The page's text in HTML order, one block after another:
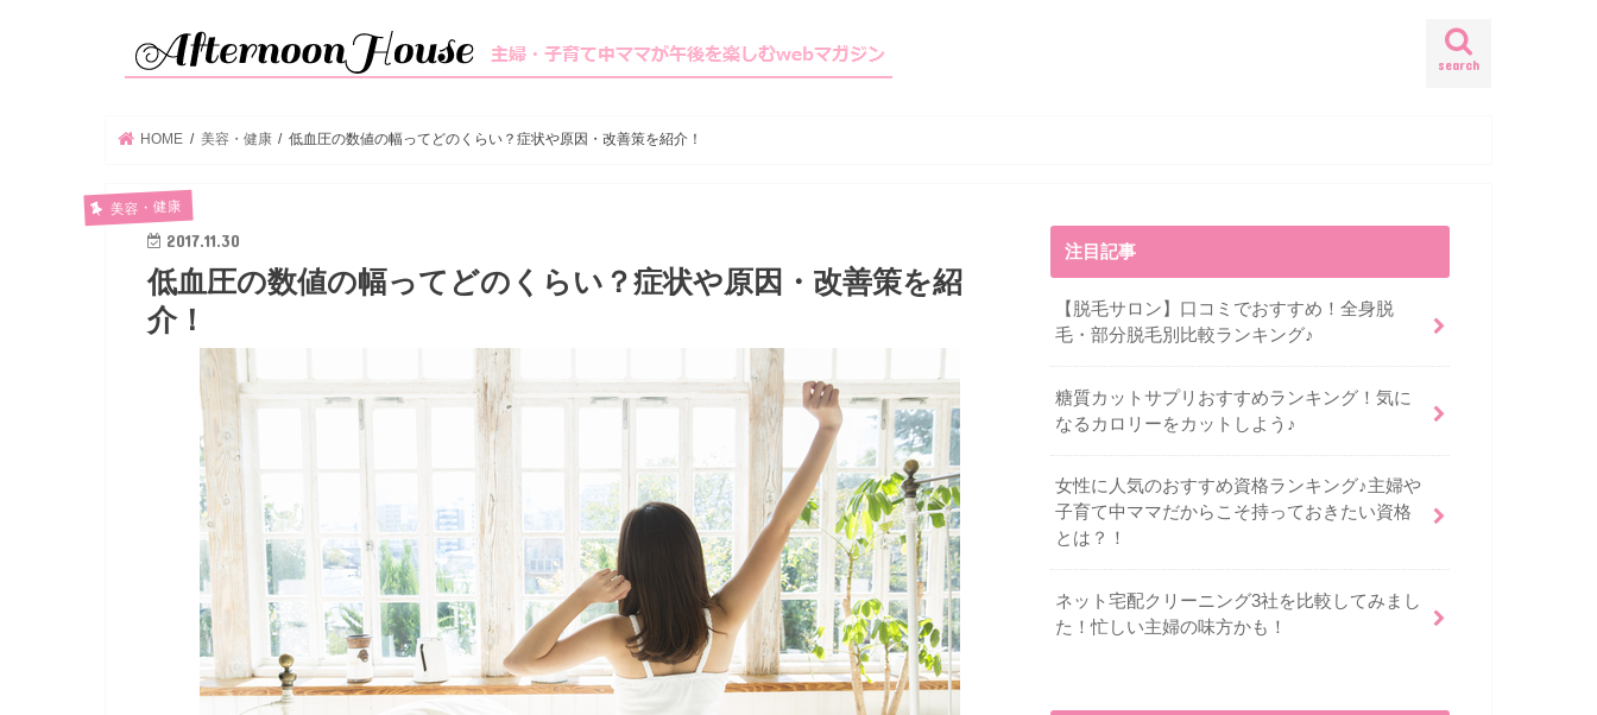
search
HOME 美容・健康 低血圧の数値の幅ってどのくらい？症状や原因・改善策を紹介！
美容・健康
2017.11.30
低血圧の数値の幅ってどのくらい？症状や原因・改善策を紹
介！
注目記事
【脱毛サロン】口コミでおすすめ！全身脱
毛・部分脱毛別比較ランキング♪
糖質カットサプリおすすめランキング！気に
なるカロリーをカットしよう♪
女性に人気のおすすめ資格ランキング♪主婦や
子育て中ママだからこそ持っておきたい資格
とは？！
ネット宅配クリーニング3社を比較してみまし
た！忙しい主婦の味方かも！